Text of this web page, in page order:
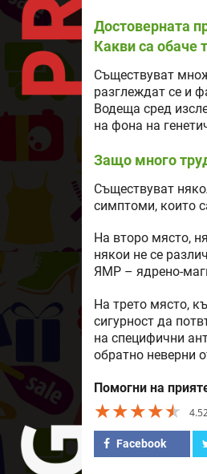
Достоверната
Какви са обаче
Съществуват
разглеждат се и
Водеща сред
на фона на
Защо много
Съществуват
симптоми, които
На второ място,
някои не се
ЯМР – ядрено-
На трето място,
сигурност да
на специфични
обратно неверни
Помогни на
★★★★★
★★★★★
★★★★★
Facebook